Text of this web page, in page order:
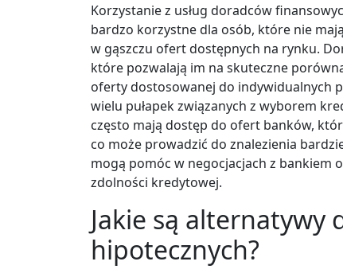
Korzystanie z usług doradców
bardzo korzystne dla osób, które nie
w gąszczu ofert dostępnych na rynku.
które pozwalają im na skuteczne
oferty dostosowanej do indywidualnych
wielu pułapek związanych z wyborem
często mają dostęp do ofert banków,
co może prowadzić do znalezienia
mogą pomóc w negocjacjach z bankiem
zdolności kredytowej.
Jakie są
hipotecznych?